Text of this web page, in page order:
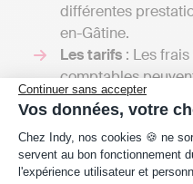
Continuer sans accepter
Vos données, votre
Plateforme de
Chez Indy, nos cookies 🍪 ne
servent au bon fonctionnement
l'expérience utilisateur et
différentes
en-Gâtine.
Les tarifs : Les
comptables
2000 euros par an
confiée à un
atteindre plusieurs
entreprise